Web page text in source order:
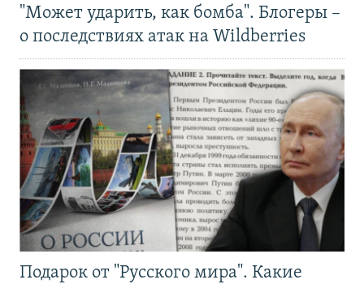
"Может ударить, как бомба". Блогеры –
о последствиях атак на Wildberries
Подарок от "Русского мира". Какие